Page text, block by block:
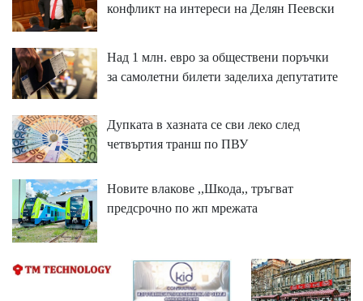
конфликт на интереси на Делян Пеевски
Над 1 млн. евро за обществени поръчки
за самолетни билети заделиха депутатите
Дупката в хазната се сви леко след
четвъртия транш по ПВУ
Новите влакове ,,Шкода,, тръгват
предсрочно по жп мрежата